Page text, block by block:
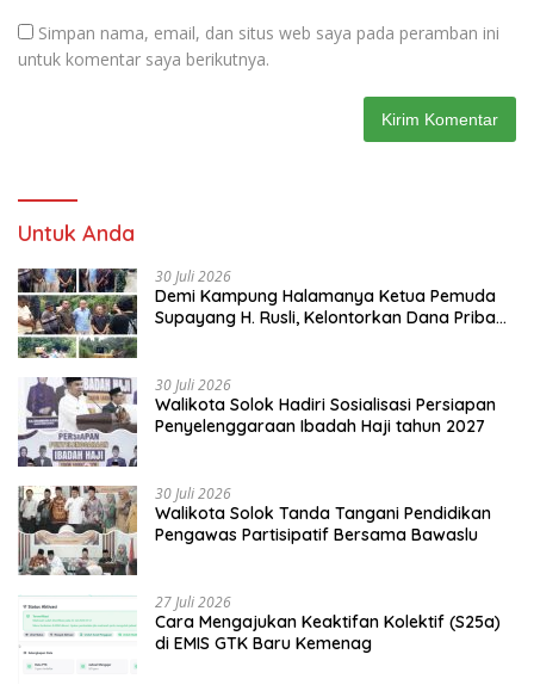
Simpan nama, email, dan situs web saya pada peramban ini
untuk komentar saya berikutnya.
Untuk Anda
30 Juli 2026
Demi Kampung Halamanya Ketua Pemuda
Supayang H. Rusli, Kelontorkan Dana Pribadi
30 Juli 2026
Walikota Solok Hadiri Sosialisasi Persiapan
Penyelenggaraan Ibadah Haji tahun 2027
30 Juli 2026
Walikota Solok Tanda Tangani Pendidikan
Pengawas Partisipatif Bersama Bawaslu
27 Juli 2026
Cara Mengajukan Keaktifan Kolektif (S25a)
di EMIS GTK Baru Kemenag